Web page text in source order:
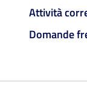
Attività
Domande